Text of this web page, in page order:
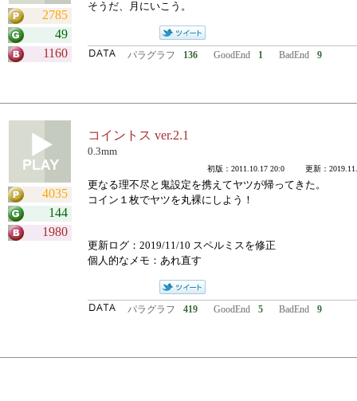
2785
49
1160
そうだ、月にいこう。
パラグラフ 136 GoodEnd 1 BadEnd 9
4035
144
1980
コイントス ver.2.1
0.3mm
初版：2011.10.17 20:0 更新：
更なる理不尽と鬼設定を携えてヤツが帰ってきた。
コイン１枚でヤツを丸裸にしよう！
更新ログ：2019/11/10 スペルミスを修正
個人的なメモ：あれ直す
パラグラフ 419 GoodEnd 5 BadEnd 9